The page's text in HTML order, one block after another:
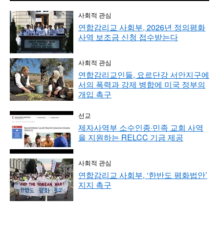
사회적 관심
연합감리교 사회부, 2026년 정의평화
사역 보조금 신청 접수받는다
사회적 관심
연합감리교인들, 요르단강 서안지구에
서의 폭력과 강제 병합에 미국 정부의
개입 촉구
선교
제자사역부 소수인종·민족 교회 사역
을 지원하는 RELCC 기금 제공
사회적 관심
연합감리교 사회부, ‘한반도 평화법안’
지지 촉구